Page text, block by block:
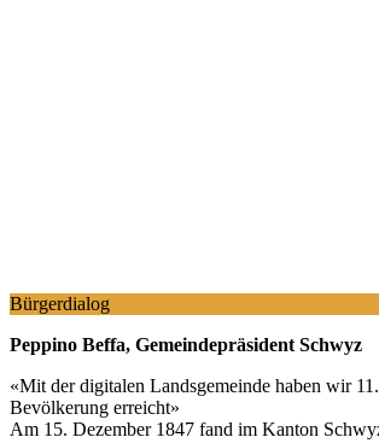
Bürgerdialog
Peppino Beffa, Gemeindepräsident Schwyz
«Mit der digitalen Landsgemeinde haben wir
Bevölkerung erreicht»
Am 15. Dezember 1847 fand im Kanton